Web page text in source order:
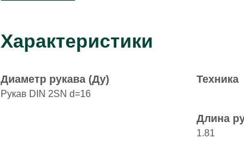
Характеристики
Диаметр рукава (Ду)
Рукав DIN 2SN d=16
Техника
Длина
1.81